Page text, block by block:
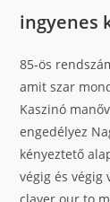
ingyenes
85-ös
amit szar
Kaszinó
engedélyez
kényeztető
végig és végig